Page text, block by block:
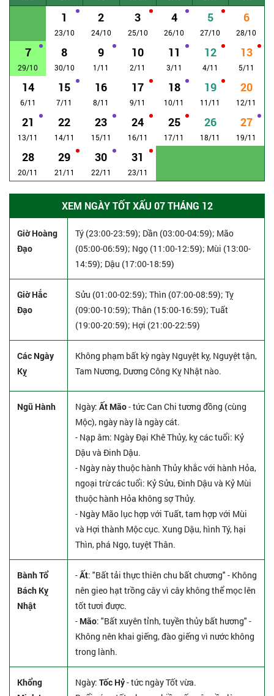
1
23/10
2
24/10
3
25/10
4
26/10
5
27/10
6
28/10
7
29/10
8
30/10
9
1/11
10
2/11
11
3/11
12
4/11
13
5/11
14
6/11
15
7/11
16
8/11
17
9/11
18
10/11
19
11/11
20
12/11
21
13/11
22
14/11
23
15/11
24
16/11
25
17/11
26
18/11
27
19/11
28
20/11
29
21/11
30
22/11
31
23/11
XEM NGÀY TỐT XẤU 07 THÁNG 12
Giờ Hoàng
Đạo
Tý (23:00-23:59); Dần (03:00-04:59); Mão
(05:00-06:59); Ngọ (11:00-12:59); Mùi (13:00-
14:59); Dậu (17:00-18:59)
Giờ Hắc
Đạo
Sửu (01:00-02:59); Thìn (07:00-08:59); Tỵ
(09:00-10:59); Thân (15:00-16:59); Tuất
(19:00-20:59); Hợi (21:00-22:59)
Các Ngày
Kỵ
Không phạm bất kỳ ngày Nguyệt kỵ, Nguyệt tận,
Tam Nương, Dương Công Kỵ Nhật nào.
Ngũ Hành Ngày: Ất Mão- tức Can Chi tương đồng (cùng
Mộc), ngày này là ngày cát.
- Nạp âm: Ngày Đại Khê Thủy, kỵ các tuổi: Kỷ
Dậu và Đinh Dậu.
- Ngày này thuộc hành Thủy khắc với hành Hỏa,
ngoại trừ các tuổi: Kỷ Sửu, Đinh Dậu và Kỷ Mùi
thuộc hành Hỏa không sợ Thủy.
- Ngày Mão lục hợp với Tuất, tam hợp với Mùi
và Hợi thành Mộc cục. Xung Dậu, hình Tý, hại
Thìn, phá Ngọ, tuyệt Thân.
Bành Tổ
Bách Kỵ
Nhật
-Ất: "Bất tải thực thiên chu bất chương" - Không
nên gieo hạt trồng cây vì cây không thể mọc lên
tốt tươi được.
- Mão: "Bất xuyên tỉnh, tuyền thủy bất hương" -
Không nên khai giếng, đào giếng vì nước không
trong lành.
Khổng
Ngày: Tốc Hỷ- tức ngày Tốt vừa.